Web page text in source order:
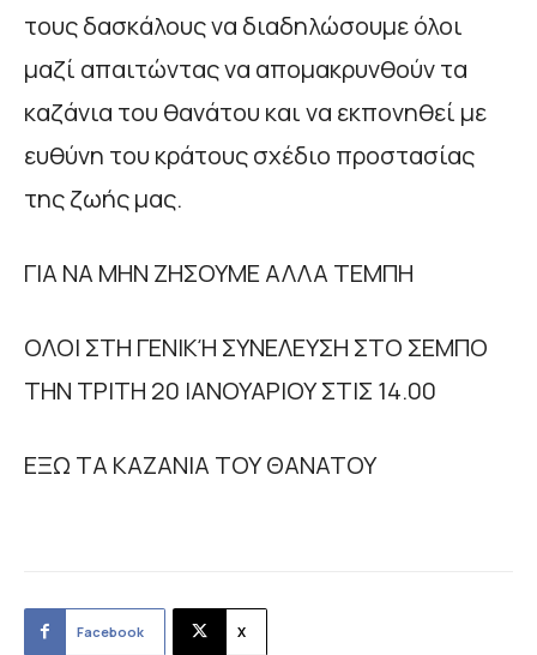
τους δασκάλους να διαδηλώσουμε όλοι
μαζί απαιτώντας να απομακρυνθούν τα
καζάνια του θανάτου και να εκπονηθεί με
ευθύνη του κράτους σχέδιο προστασίας
της ζωής μας.
ΓΙΑ ΝΑ ΜΗΝ ΖΗΣΟΥΜΕ ΑΛΛΑ ΤΕΜΠΗ
ΟΛΟΙ ΣΤΗ ΓΕΝΙΚΉ ΣΥΝΕΛΕΥΣΗ ΣΤΟ ΣΕΜΠΟ
ΤΗΝ ΤΡΙΤΗ 20 ΙΑΝΟΥΑΡΙΟΥ ΣΤΙΣ 14.00
ΕΞΩ ΤΑ ΚΑΖΑΝΙΑ ΤΟΥ ΘΑΝΑΤΟΥ
Facebook X